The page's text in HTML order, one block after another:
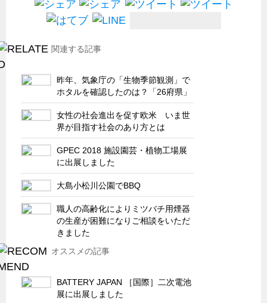
省力化製品
医療・福祉・介護関連
二次電池関連
EV・PHEV充電器関連
再生可能エネルギー
農業関連
半導体製造装置関連
共同溝・無電柱化関連
サーバーラック・エンクロジャー
特装車・バス・トラック関連
フリーザー・フードマシナリー関連
自動販売機・自動改札機関連
鉄道車両・駅舎関連
関連する記事
昨年、気象庁の「生物季節観測」で
ホタルを確認したのは？「26府県」
女性の社会進出を促す欧米 いま世
界が目指す社会のあり方とは
GPEC 2018 施設園芸・植物工場展
に出展しました
大島小松川公園でBBQ
職人の高齢化によりミツバチ用煙器
の生産が困難になりご相談をいただ
きました
オススメの記事
BATTERY JAPAN ［国際］二次電池
展に出展しました